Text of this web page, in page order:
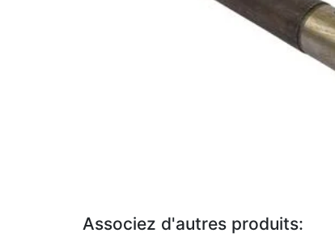
Associez d'autres produits: